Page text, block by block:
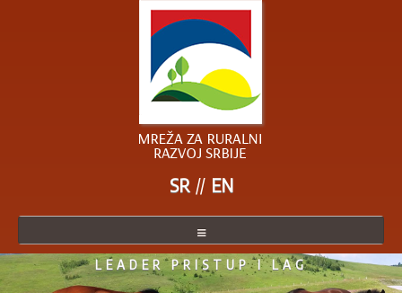
O MREŽI
SR EN
LEADER PRISTUP I LAG